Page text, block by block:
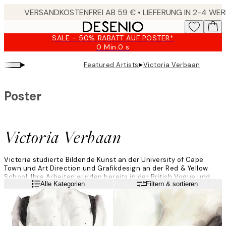
SALE - 50% RABATT AUF POSTER*
0 Min.0 s
Gültig
bis:
2026-
▸ Featured Artists▸Victoria Verbaan
Victoria Verbaan
Poster
Victoria studierte Bildende Kunst an der University of Cape
Town und Art Direction und Grafikdesign an der Red & Yellow
School. Ihre Arbeiten wurden bereits in der British Vogue und
The World of Interiors veröffentlicht. Sie beschreibt ihre Arbeit
als surreal, verträumt, unbändig optimistisch und
enthusiastisch.
„Malen und Illustrieren haben schon immer eine wichtige Rolle
WeiterlesenAlle Kategorien Filtern & sortieren